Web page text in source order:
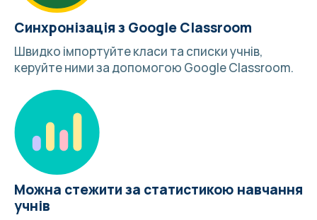
Синхронізація з Google Classroom
Швидко імпортуйте класи та списки учнів,
керуйте ними за допомогою Google Classroom.
Можна стежити за статистикою навчання
учнів